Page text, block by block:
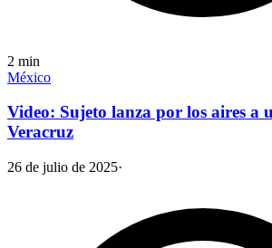
2 min
México
Video: Sujeto lanza por los aires a
Veracruz
26 de julio de 2025·